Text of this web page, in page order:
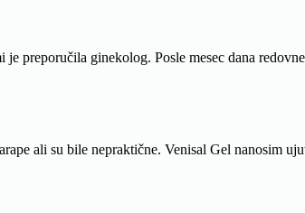
preporučila ginekolog. Posle mesec dana
ali su bile nepraktične. Venisal Gel nanosim